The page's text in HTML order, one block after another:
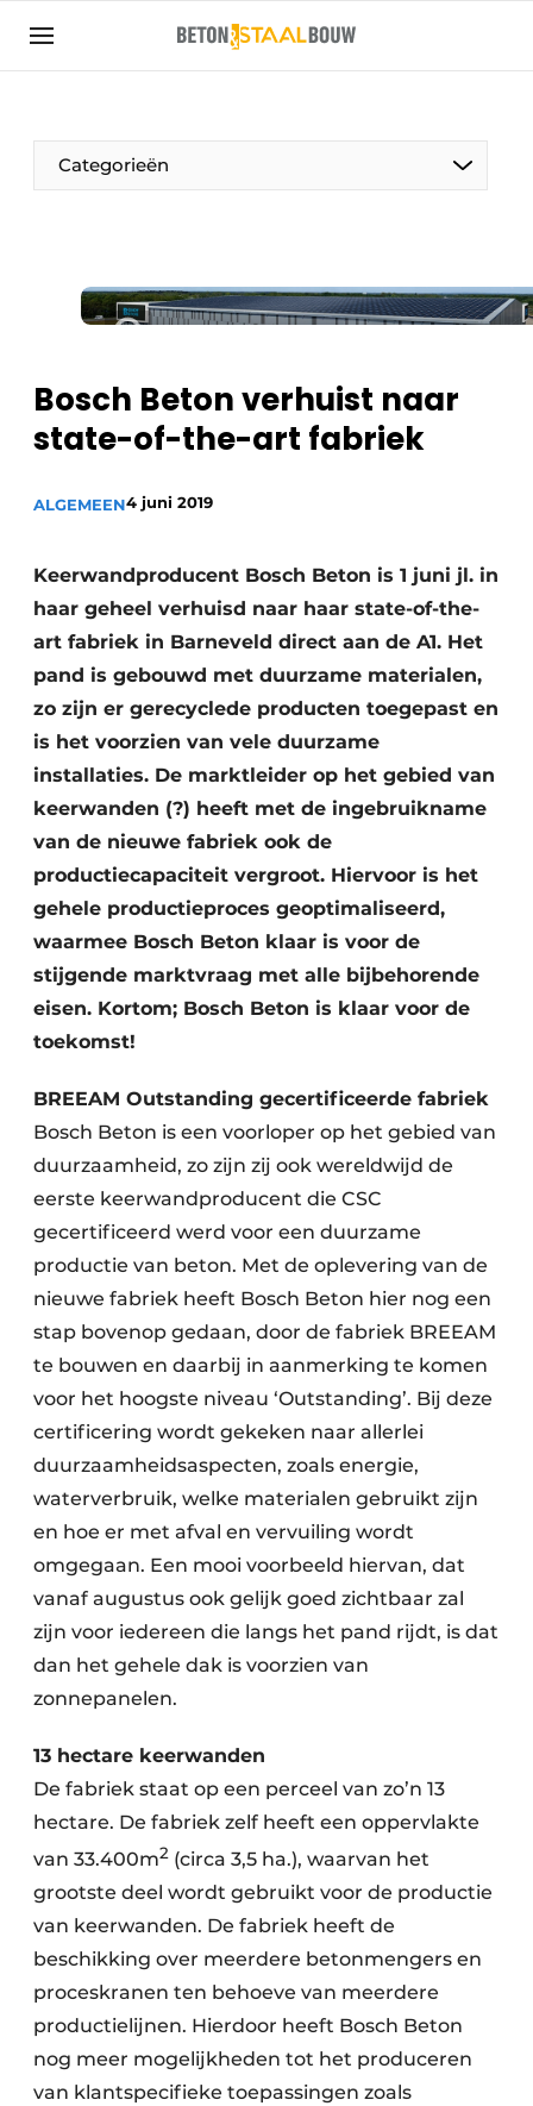
Aanmelden
Artikelen
Bedrijven
Contact
Evenement aanmelden
Meest gelezen
Podcasts
Vacature aanmelden
Video’s
Categorieën
Bosch Beton verhuist naar
state-of-the-art fabriek
ALGEMEEN4 juni 2019
Keerwandproducent Bosch Beton is 1 juni jl. in
haar geheel verhuisd naar haar state-of-the-
art fabriek in Barneveld direct aan de A1. Het
pand is gebouwd met duurzame materialen,
zo zijn er gerecyclede producten toegepast en
is het voorzien van vele duurzame
installaties. De marktleider op het gebied van
keerwanden (?) heeft met de ingebruikname
van de nieuwe fabriek ook de
productiecapaciteit vergroot. Hiervoor is het
gehele productieproces geoptimaliseerd,
waarmee Bosch Beton klaar is voor de
stijgende marktvraag met alle bijbehorende
eisen. Kortom; Bosch Beton is klaar voor de
toekomst!
BREEAM Outstanding gecertificeerde fabriek
Bosch Beton is een voorloper op het gebied van
duurzaamheid, zo zijn zij ook wereldwijd de
eerste keerwandproducent die CSC
gecertificeerd werd voor een duurzame
productie van beton. Met de oplevering van de
nieuwe fabriek heeft Bosch Beton hier nog een
stap bovenop gedaan, door de fabriek BREEAM
te bouwen en daarbij in aanmerking te komen
voor het hoogste niveau ‘Outstanding’. Bij deze
certificering wordt gekeken naar allerlei
duurzaamheidsaspecten, zoals energie,
waterverbruik, welke materialen gebruikt zijn
en hoe er met afval en vervuiling wordt
omgegaan. Een mooi voorbeeld hiervan, dat
vanaf augustus ook gelijk goed zichtbaar zal
zijn voor iedereen die langs het pand rijdt, is dat
dan het gehele dak is voorzien van
zonnepanelen.
13 hectare keerwanden
De fabriek staat op een perceel van zo’n 13
hectare. De fabriek zelf heeft een oppervlakte
van 33.400m2 (circa 3,5 ha.), waarvan het
grootste deel wordt gebruikt voor de productie
van keerwanden. De fabriek heeft de
beschikking over meerdere betonmengers en
proceskranen ten behoeve van meerdere
productielijnen. Hierdoor heeft Bosch Beton
nog meer mogelijkheden tot het produceren
van klantspecifieke toepassingen zoals